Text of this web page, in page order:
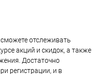
отслеживать
акций и скидок, а также
Достаточно
регистрации, и в